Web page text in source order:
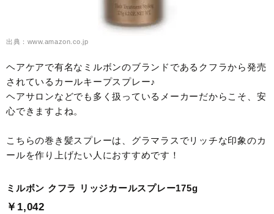
出典：www.amazon.co.jp
ヘアケアで有名なミルボンのブランドであるクフラから発売
されているカールキープスプレー♪
ヘアサロンなどでも多く扱っているメーカーだからこそ、安
心できますよね。
こちらの巻き髪スプレーは、グラマラスでリッチな印象のカ
ールを作り上げたい人におすすめです！
ミルボン クフラ リッジカールスプレー175g
￥1,042